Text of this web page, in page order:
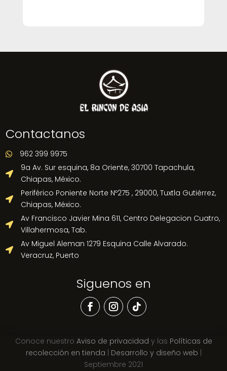
Contactanos
 962 399 9975

9a Av. Sur esquina, 8a Oriente, 30700 Tapachula,
Chiapas, México.

Periférico Poniente Norte Nº275 , 29000, Tuxtla Gutiérrez,
Chiapas, México.

Av Francisco Javier Mina 611, Centro Delegacion Cuatro,
Villahermosa, Tab.

Av Miguel Aleman 1279 Esquina Calle Alvarado.
Veracruz, Puerto
Siguenos en
Conoce nuestro Aviso de privacidad y las Políticas de
recolección en tienda
Desarrollo y diseño web
Septiembre 2021